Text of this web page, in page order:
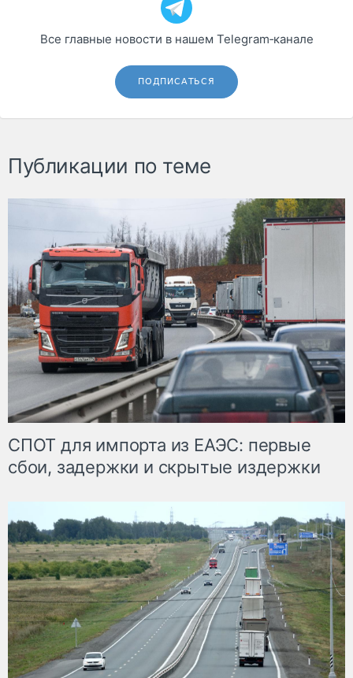
Все главные новости в нашем Telegram‑канале
ПОДПИСАТЬСЯ
Публикации по теме
СПОТ для импорта из ЕАЭС: первые
сбои, задержки и скрытые издержки